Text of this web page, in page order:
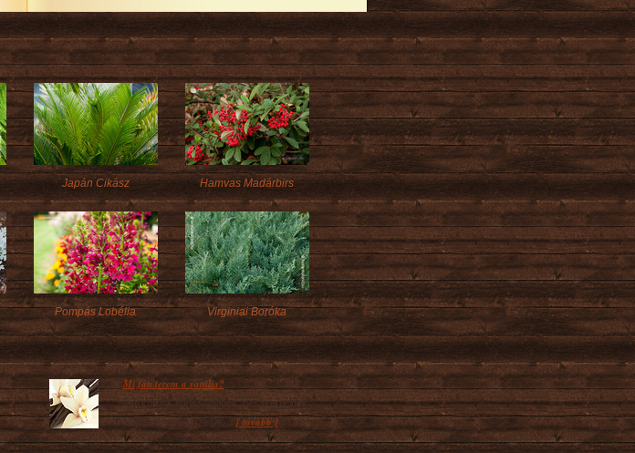
Japán Cikász Hamvas Madárbirs
Pompás Lobélia Virginiai Boróka
Mi fán terem a vanília?
Mai korunk édességeinek, desszertjeinek
elengedhetetlen ízesítő... [ tovább ]